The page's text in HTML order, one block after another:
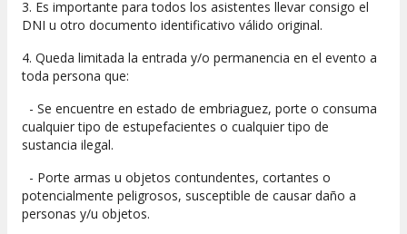
3. Es importante para todos los asistentes llevar consigo el
DNI u otro documento identificativo válido original.
4. Queda limitada la entrada y/o permanencia en el evento a
toda persona que:
- Se encuentre en estado de embriaguez, porte o consuma
cualquier tipo de estupefacientes o cualquier tipo de
sustancia ilegal.
- Porte armas u objetos contundentes, cortantes o
potencialmente peligrosos, susceptible de causar daño a
personas y/u objetos.